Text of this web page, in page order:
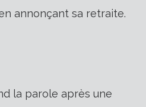
annonçant sa retraite.
la parole après une